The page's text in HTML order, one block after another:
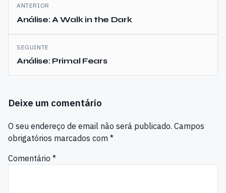
de
artigos
ANTERIOR
Análise: A Walk in the Dark
SEGUINTE
Análise: Primal Fears
Deixe um comentário
O seu endereço de email não será publicado. Campos
obrigatórios marcados com *
Comentário *